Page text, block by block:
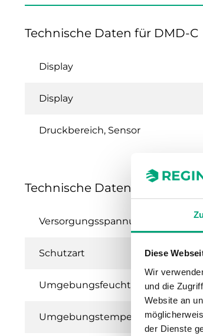
Diese
Wir
und die
Website an
der Dienste
Technische Daten für DMD-C
Display
Display
Druckbereich, Sensor
Technische Daten für DMD-
Versorgungsspannung
Schutzart
Umgebungsfeuchte (nicht
Umgebungstemperatur